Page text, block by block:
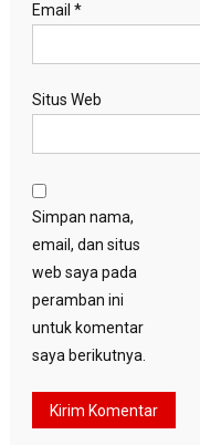
Email *
Situs Web
Simpan nama,
email, dan situs
web saya pada
peramban ini
untuk komentar
saya berikutnya.